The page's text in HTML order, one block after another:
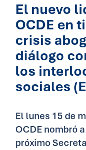
El nuevo
OCDE en
crisis
diálogo
los
sociales
El lunes 15 de
OCDE nombró
próximo